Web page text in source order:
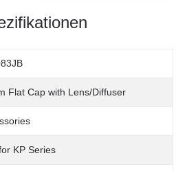
Flat Cap with Lens/Diffuser
KP Series